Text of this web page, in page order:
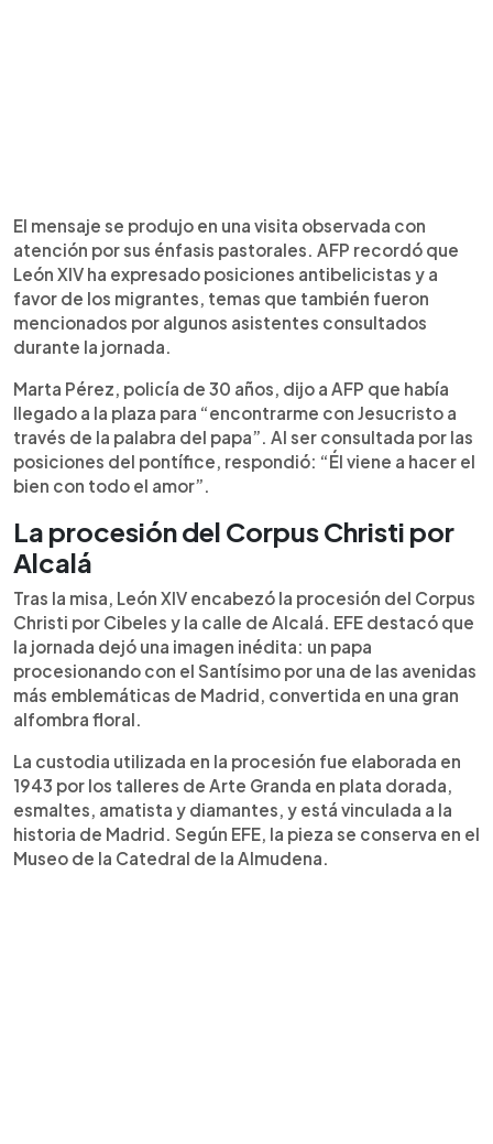
El mensaje se produjo en una visita observada con
atención por sus énfasis pastorales. AFP recordó que
León XIV ha expresado posiciones antibelicistas y a
favor de los migrantes, temas que también fueron
mencionados por algunos asistentes consultados
durante la jornada.
Marta Pérez, policía de 30 años, dijo a AFP que había
llegado a la plaza para “encontrarme con Jesucristo a
través de la palabra del papa”. Al ser consultada por las
posiciones del pontífice, respondió: “Él viene a hacer el
bien con todo el amor”.
La procesión del Corpus Christi por
Alcalá
Tras la misa, León XIV encabezó la procesión del Corpus
Christi por Cibeles y la calle de Alcalá. EFE destacó que
la jornada dejó una imagen inédita: un papa
procesionando con el Santísimo por una de las avenidas
más emblemáticas de Madrid, convertida en una gran
alfombra floral.
La custodia utilizada en la procesión fue elaborada en
1943 por los talleres de Arte Granda en plata dorada,
esmaltes, amatista y diamantes, y está vinculada a la
historia de Madrid. Según EFE, la pieza se conserva en el
Museo de la Catedral de la Almudena.